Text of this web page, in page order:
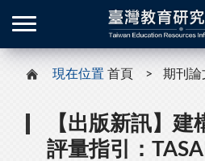
現在位置 首頁 期刊論
【出版新訊】建
評量指引：